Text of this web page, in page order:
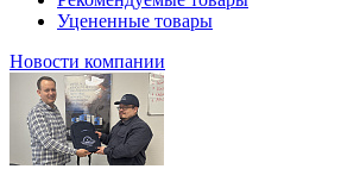
Уцененные товары
Новости компании